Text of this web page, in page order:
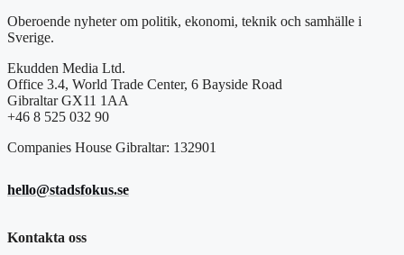
Oberoende nyheter om politik, ekonomi, teknik och samhälle i
Sverige.
Ekudden Media Ltd.
Office 3.4, World Trade Center, 6 Bayside Road
Gibraltar GX11 1AA
+46 8 525 032 90
Companies House Gibraltar: 132901
hello@stadsfokus.se
Kontakta oss